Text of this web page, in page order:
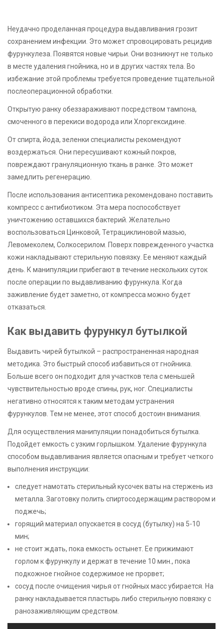
Неудачно проделанная процедура выдавливания грозит
сохранением инфекции. Это может спровоцировать рецидив
фурункулеза. Появятся новые чирьи. Они возникнут не только
в месте удаления гнойника, но и в других частях тела. Во
избежание этой проблемы требуется проведение тщательной
послеоперационной обработки.
Открытую ранку обеззараживают посредством тампона,
смоченного в перекиси водорода или Хлоргексидине.
От спирта, йода, зеленки специалисты рекомендуют
воздержаться. Они пересушивают кожный покров,
повреждают грануляционную ткань в ранке. Это может
замедлить регенерацию.
После использования антисептика рекомендовано поставить
компресс с антибиотиком. Эта мера поспособствует
уничтожению оставшихся бактерий. Желательно
воспользоваться Цинковой, Тетрациклиновой мазью,
Левомеколем, Солкосерилом. Поверх поврежденного участка
кожи накладывают стерильную повязку. Ее меняют каждый
день. К манипуляции прибегают в течение нескольких суток
после операции по выдавливанию фурункула. Когда
заживление будет заметно, от компресса можно будет
отказаться.
Как выдавить фурункул бутылкой
Выдавить чирей бутылкой – распространенная народная
методика. Это быстрый способ избавиться от гнойника.
Больше всего он подходит для участков тела с меньшей
чувствительностью вроде спины, рук, ног. Специалисты
негативно относятся к таким методам устранения
фурункулов. Тем не менее, этот способ достоин внимания.
Для осуществления манипуляции понадобиться бутылка.
Подойдет емкость с узким горлышком. Удаление фурункула
способом выдавливания является опасным и требует четкого
выполнения инструкции:
следует намотать стерильный кусочек ваты на стержень из
металла. Заготовку полить спиртосодержащим раствором и
поджечь;
горящий материал опускается в сосуд (бутылку) на 5-10
мин;
не стоит ждать, пока емкость остынет. Ее прижимают
горлом к фурункулу и держат в течение 10 мин., пока
подкожное гнойное содержимое не прорвет;
сосуд после очищения чирья от гнойных масс убирается. На
ранку накладывается пластырь либо стерильную повязку с
ранозаживляющим средством.